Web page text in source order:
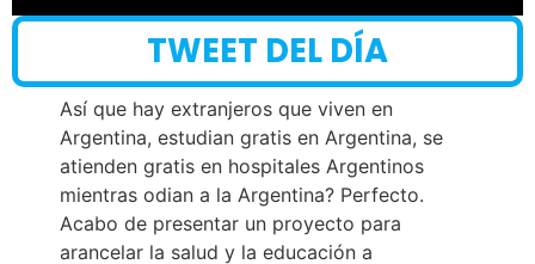
TWEET DEL DÍA
Así que hay extranjeros que viven en
Argentina, estudian gratis en Argentina, se
atienden gratis en hospitales Argentinos
mientras odian a la Argentina? Perfecto.
Acabo de presentar un proyecto para
arancelar la salud y la educación a